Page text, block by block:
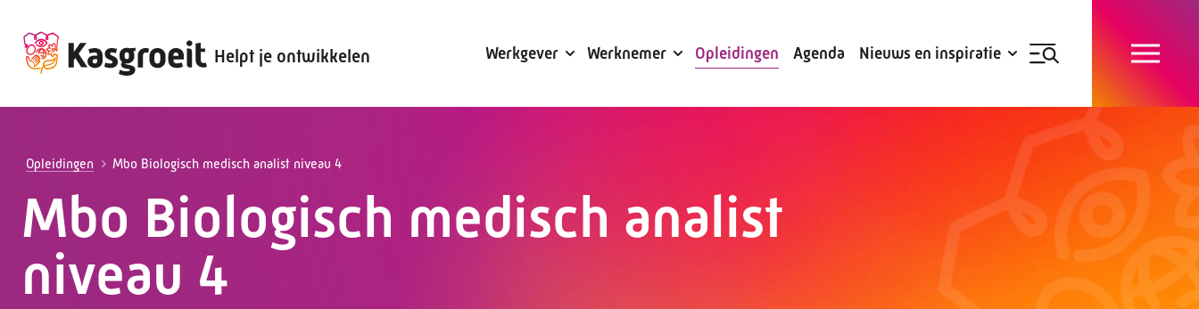
Helpt je ontwikkelen Werkgever
Alles voor de werkgever
Werknemer
Alles voor de werknemer
Opleidingen Agenda Nieuws en inspiratie
Nieuwsbrief
Opleidingen Mbo Biologisch medisch analist niveau 4
Mbo Biologisch medisch analist
niveau 4